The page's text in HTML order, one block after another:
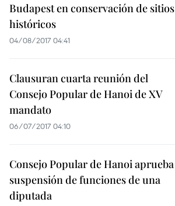
Budapest en conservación de sitios
históricos
04/08/2017 04:41
Clausuran cuarta reunión del
Consejo Popular de Hanoi de XV
mandato
06/07/2017 04:10
Consejo Popular de Hanoi aprueba
suspensión de funciones de una
diputada